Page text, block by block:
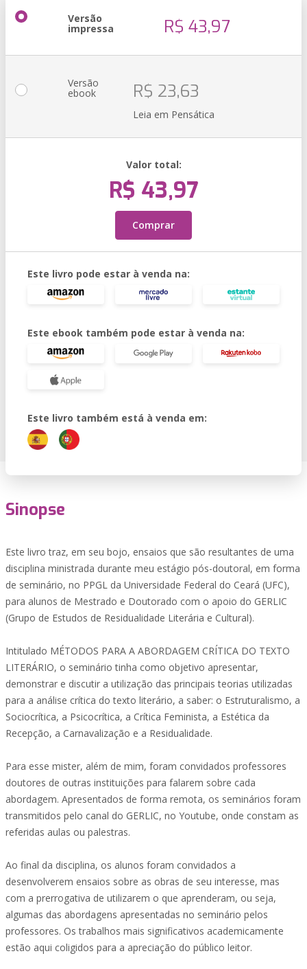
Versão
impressa R$ 43,97
Versão
ebook R$ 23,63
Leia em Pensática
Valor total:
R$ 43,97
Comprar
Este livro pode estar à venda na:
Este ebook também pode estar à venda na:
Este livro também está à venda em:
Sinopse
Este livro traz, em seu bojo, ensaios que são resultantes de uma
disciplina ministrada durante meu estágio pós-doutoral, em forma
de seminário, no PPGL da Universidade Federal do Ceará (UFC),
para alunos de Mestrado e Doutorado com o apoio do GERLIC
(Grupo de Estudos de Residualidade Literária e Cultural).
Intitulado MÉTODOS PARA A ABORDAGEM CRÍTICA DO TEXTO
LITERÁRIO, o seminário tinha como objetivo apresentar,
demonstrar e discutir a utilização das principais teorias utilizadas
para a análise crítica do texto literário, a saber: o Estruturalismo, a
Sociocrítica, a Psicocrítica, a Crítica Feminista, a Estética da
Recepção, a Carnavalização e a Residualidade.
Para esse mister, além de mim, foram convidados professores
doutores de outras instituições para falarem sobre cada
abordagem. Apresentados de forma remota, os seminários foram
transmitidos pelo canal do GERLIC, no Youtube, onde constam as
referidas aulas ou palestras.
Ao final da disciplina, os alunos foram convidados a
desenvolverem ensaios sobre as obras de seu interesse, mas
com a prerrogativa de utilizarem o que aprenderam, ou seja,
algumas das abordagens apresentadas no seminário pelos
professores. Os trabalhos mais significativos academicamente
estão aqui coligidos para a apreciação do público leitor.